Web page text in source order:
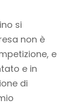
si
non è
e
e in
di